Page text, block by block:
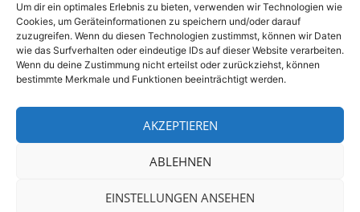
Um dir ein optimales Erlebnis zu bieten, verwenden wir Technologien wie
Cookies, um Geräteinformationen zu speichern und/oder darauf
zuzugreifen. Wenn du diesen Technologien zustimmst, können wir Daten
wie das Surfverhalten oder eindeutige IDs auf dieser Website verarbeiten.
Wenn du deine Zustimmung nicht erteilst oder zurückziehst, können
bestimmte Merkmale und Funktionen beeinträchtigt werden.
AKZEPTIEREN
ABLEHNEN
EINSTELLUNGEN ANSEHEN
SEITEN
Datenschutz
Impressum
WebPressNews sitemap